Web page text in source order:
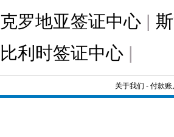
克罗地亚签证中心 |
比利时签证中心 |
关于我们 - 付款账